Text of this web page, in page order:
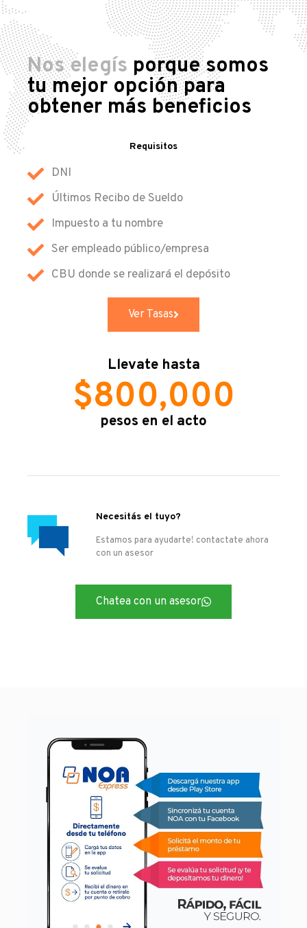
Nos elegís porque somos
tu mejor opción para
obtener más beneficios
Requisitos
DNI
Últimos Recibo de Sueldo
Impuesto a tu nombre
Ser empleado público/empresa
CBU donde se realizará el depósito
Ver Tasas
Llevate hasta
$800,000
pesos en el acto
Necesitás el tuyo?
Estamos para ayudarte! contactate ahora
con un asesor
Chatea con un asesor